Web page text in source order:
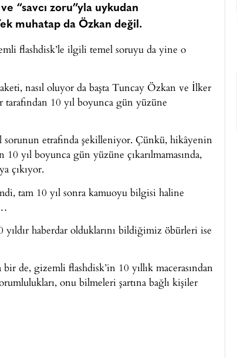
“savcı zoru”yla uykudan
muhatap da Özkan değil.
flashdisk’le ilgili temel soruyu da yine o
nasıl oluyor da başta Tuncay Özkan ve İlker
tarafından 10 yıl boyunca gün yüzüne
etrafında şekilleniyor. Çünkü, hikâyenin
yıl boyunca gün yüzüne çıkarılmamasında,
çıkıyor.
tam 10 yıl sonra kamuoyu bilgisi haline
yıldır haberdar olduklarını bildiğimiz öbürleri ise
de, gizemli flashdisk’in 10 yıllık macerasından
onu bilmeleri şartına bağlı kişiler